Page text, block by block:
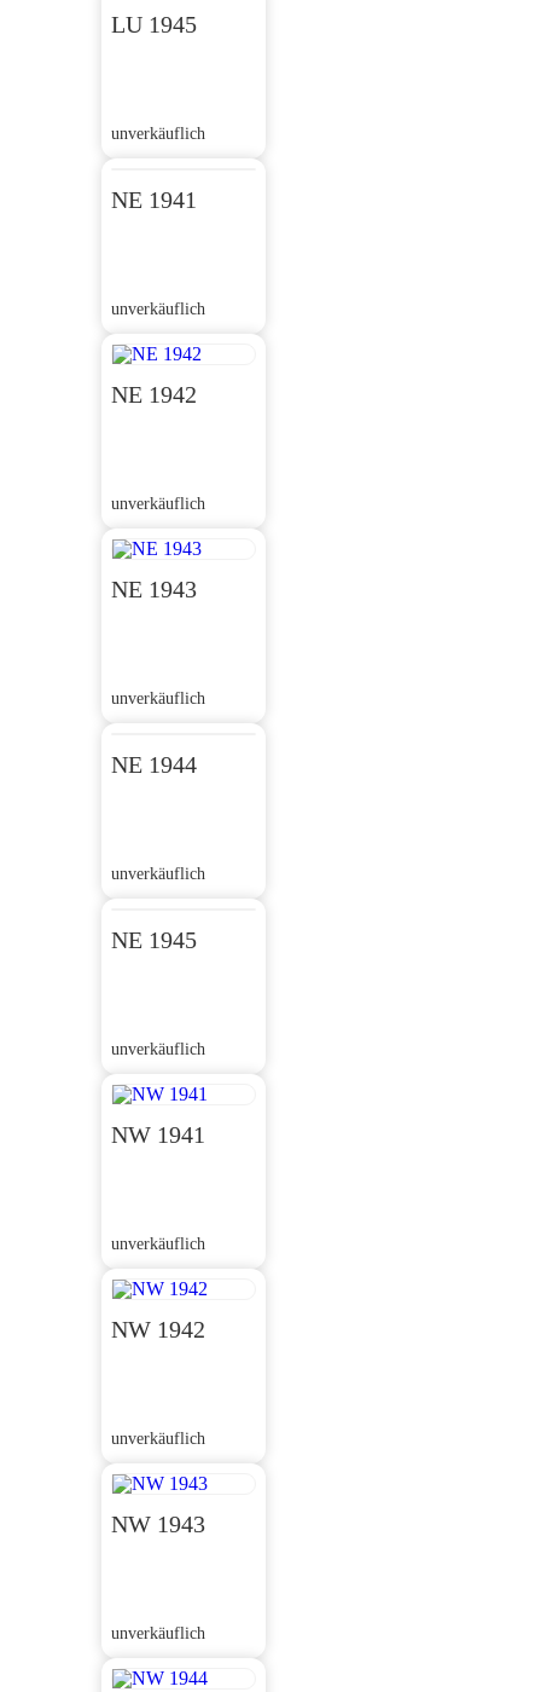
LU 1945
unverkäuflich
NE 1941
unverkäuflich
NE 1942
unverkäuflich
NE 1943
unverkäuflich
NE 1944
unverkäuflich
NE 1945
unverkäuflich
NW 1941
unverkäuflich
NW 1942
unverkäuflich
NW 1943
unverkäuflich